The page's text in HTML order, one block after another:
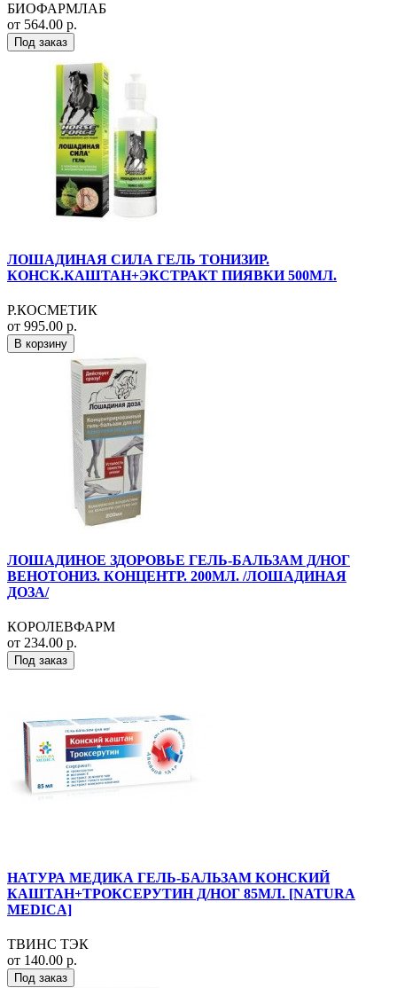
БИОФАРМЛАБ
от 564.00 р.
Под заказ
ЛОШАДИНАЯ СИЛА ГЕЛЬ ТОНИЗИР.
КОНСК.КАШТАН+ЭКСТРАКТ ПИЯВКИ 500МЛ.
Р.КОСМЕТИК
от 995.00 р.
В корзину
ЛОШАДИНОЕ ЗДОРОВЬЕ ГЕЛЬ-БАЛЬЗАМ Д/НОГ
ВЕНОТОНИЗ. КОНЦЕНТР. 200МЛ. /ЛОШАДИНАЯ
ДОЗА/
КОРОЛЕВФАРМ
от 234.00 р.
Под заказ
НАТУРА МЕДИКА ГЕЛЬ-БАЛЬЗАМ КОНСКИЙ
КАШТАН+ТРОКСЕРУТИН Д/НОГ 85МЛ. [NATURA
MEDICA]
ТВИНС ТЭК
от 140.00 р.
Под заказ